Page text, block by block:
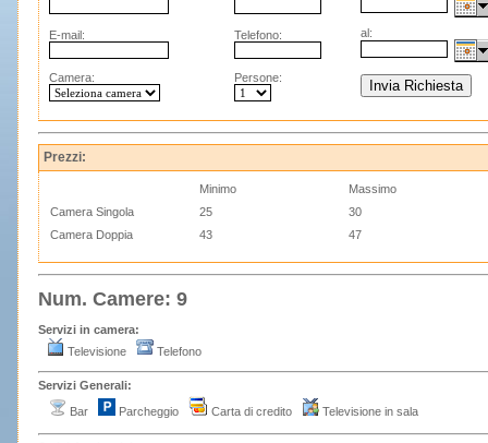
E-mail: Telefono: al:
Camera: Persone:
Prezzi:
Minimo
Massimo
Camera Singola
25
30
Camera Doppia
43 47
Num. Camere: 9
Servizi in camera:
Televisione
Telefono
Servizi Generali:
Bar
Parcheggio Carta di credito Televisione in sala